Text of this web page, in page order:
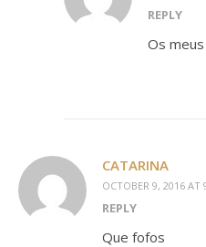
REPLY
Os
CATARINA
OCTOBER 9, 2016 AT
REPLY
Que fofos